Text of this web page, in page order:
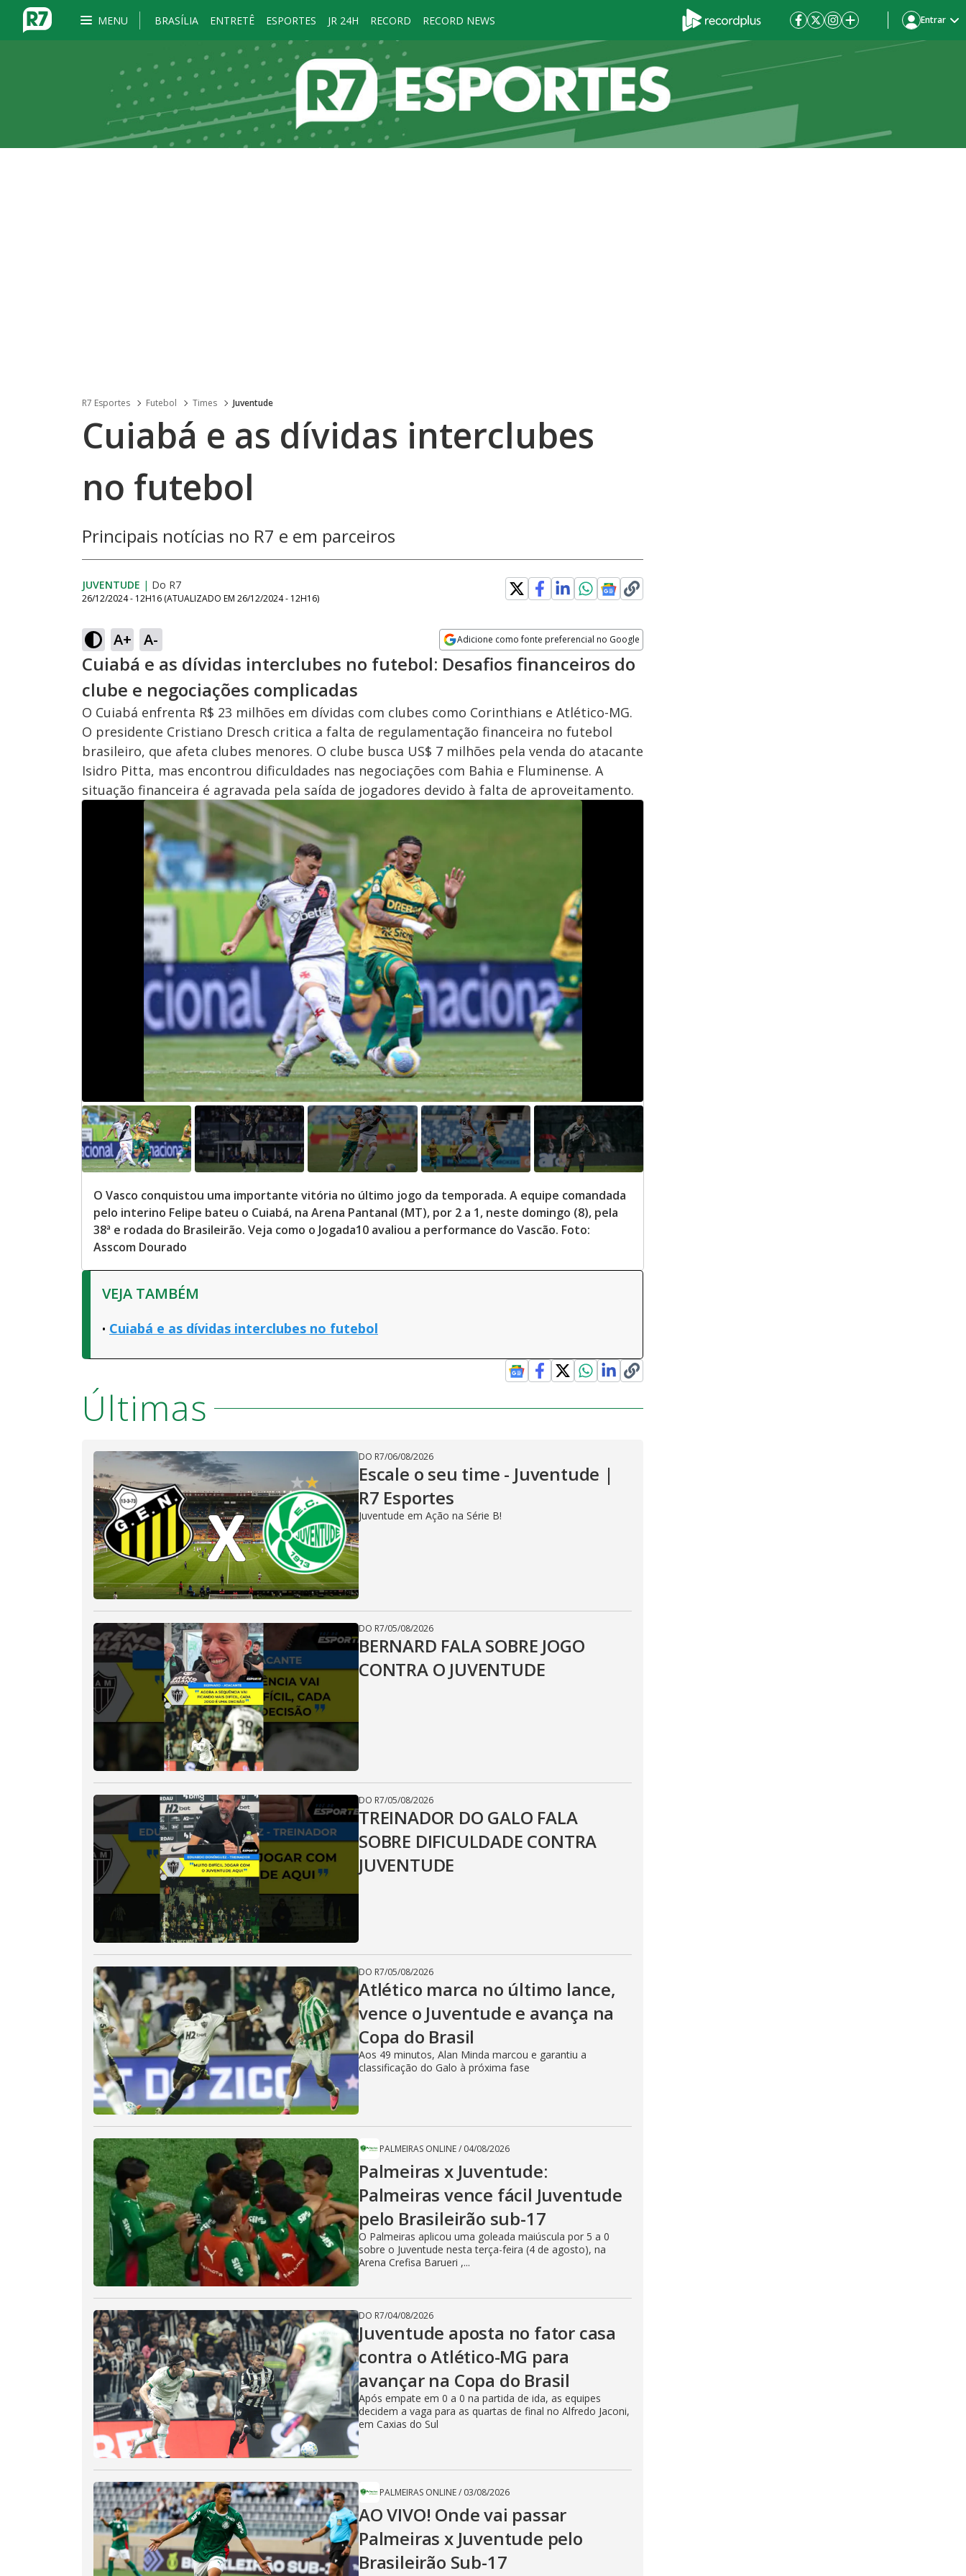
MENU BRASÍLIA ENTRETÊ ESPORTES JR 24H RECORD RECORD NEWS Entrar
R7 Esportes Futebol Times Juventude
Cuiabá e as dívidas interclubes
no futebol
Principais notícias no R7 e em parceiros
JUVENTUDE | Do R7
26/12/2024 - 12H16 (ATUALIZADO EM 26/12/2024 - 12H16)
A+ A- Adicione como fonte preferencial no Google
Opens in new window
Cuiabá e as dívidas interclubes no futebol: Desafios financeiros do
clube e negociações complicadas
O Cuiabá enfrenta R$ 23 milhões em dívidas com clubes como Corinthians e Atlético-MG.
O presidente Cristiano Dresch critica a falta de regulamentação financeira no futebol
brasileiro, que afeta clubes menores. O clube busca US$ 7 milhões pela venda do atacante
Isidro Pitta, mas encontrou dificuldades nas negociações com Bahia e Fluminense. A
situação financeira é agravada pela saída de jogadores devido à falta de aproveitamento.
O Vasco conquistou uma importante vitória no último jogo da temporada. A equipe comandada
pelo interino Felipe bateu o Cuiabá, na Arena Pantanal (MT), por 2 a 1, neste domingo (8), pela
38ª e rodada do Brasileirão. Veja como o Jogada10 avaliou a performance do Vascão. Foto:
Asscom Dourado
VEJA TAMBÉM
Cuiabá e as dívidas interclubes no futebol
Últimas
DO R7/06/08/2026
Escale o seu time - Juventude |
R7 Esportes
Juventude em Ação na Série B!
DO R7/05/08/2026
BERNARD FALA SOBRE JOGO
CONTRA O JUVENTUDE
DO R7/05/08/2026
TREINADOR DO GALO FALA
SOBRE DIFICULDADE CONTRA
JUVENTUDE
DO R7/05/08/2026
Atlético marca no último lance,
vence o Juventude e avança na
Copa do Brasil
Aos 49 minutos, Alan Minda marcou e garantiu a
classificação do Galo à próxima fase
PALMEIRAS ONLINE/ 04/08/2026
Palmeiras x Juventude:
Palmeiras vence fácil Juventude
pelo Brasileirão sub-17
O Palmeiras aplicou uma goleada maiúscula por 5 a 0
sobre o Juventude nesta terça-feira (4 de agosto), na
Arena Crefisa Barueri ,...
DO R7/04/08/2026
Juventude aposta no fator casa
contra o Atlético-MG para
avançar na Copa do Brasil
Após empate em 0 a 0 na partida de ida, as equipes
decidem a vaga para as quartas de final no Alfredo Jaconi,
em Caxias do Sul
PALMEIRAS ONLINE/ 03/08/2026
AO VIVO! Onde vai passar
Palmeiras x Juventude pelo
Brasileirão Sub-17